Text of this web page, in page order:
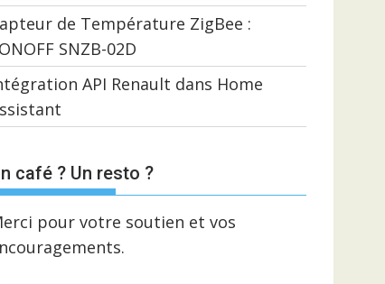
de Température ZigBee :
SNZB-02D
API Renault dans Home
café ? Un resto ?
pour votre soutien et vos